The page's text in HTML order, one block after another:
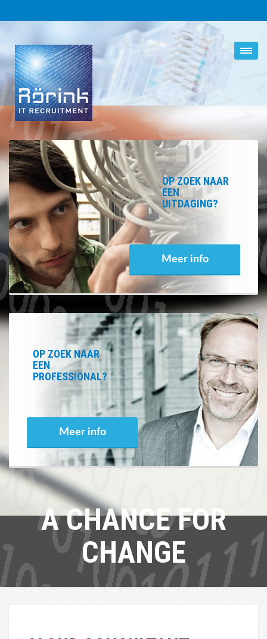
OP ZOEK NAAR
EEN
UITDAGING?
Meer info
OP ZOEK NAAR
EEN
PROFESSIONAL?
Meer info
A CHANCE FOR
CHANGE